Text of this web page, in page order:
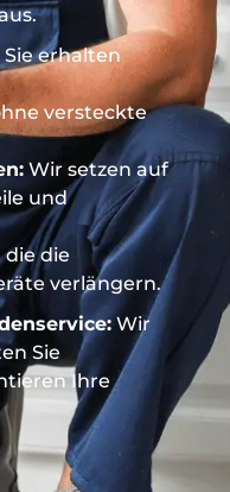
Sie erhalten
versteckte
Wir setzen auf
und
die
verlängern.
Wir
Sie
Ihre